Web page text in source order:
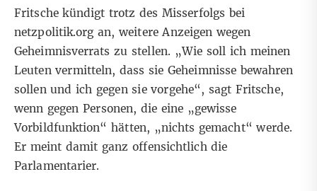
Fritsche kündigt trotz des Misserfolgs bei
netzpolitik.org an, weitere Anzeigen wegen
Geheimnisverrats zu stellen. „Wie soll ich meinen
Leuten vermitteln, dass sie Geheimnisse bewahren
sollen und ich gegen sie vorgehe“, sagt Fritsche,
wenn gegen Personen, die eine „gewisse
Vorbildfunktion“ hätten, „nichts gemacht“ werde.
Er meint damit ganz offensichtlich die
Parlamentarier.